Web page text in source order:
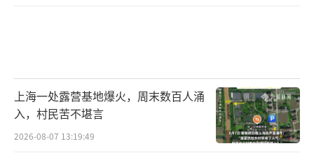
上海一处露营基地爆火，周末数百人涌
入，村民苦不堪言
2026-08-07 13:19:49